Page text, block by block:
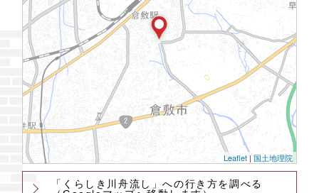
Leaflet| 国土地理院
「くらしき川舟流し」への行き方を調べる